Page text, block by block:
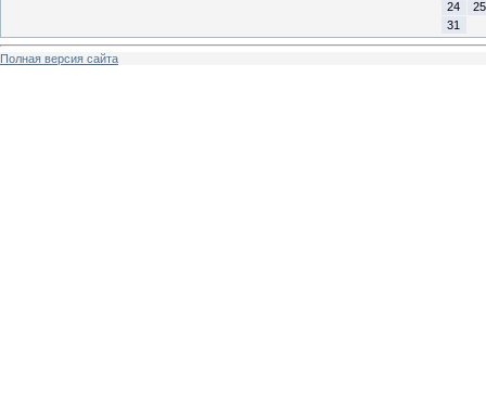
24
25
31
Полная версия сайта